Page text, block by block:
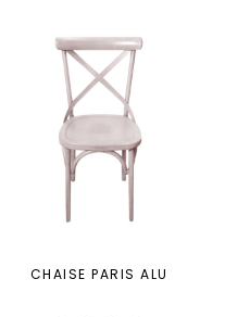
CHAISE PARIS ALU